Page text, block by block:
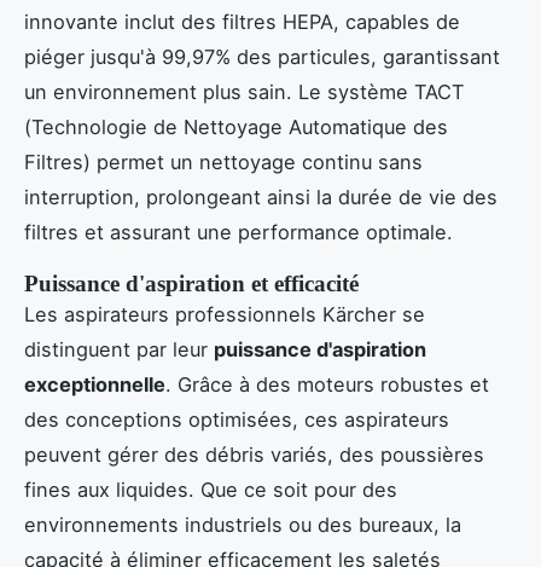
innovante inclut des filtres HEPA, capables de
piéger jusqu'à 99,97% des particules, garantissant
un environnement plus sain. Le système TACT
(Technologie de Nettoyage Automatique des
Filtres) permet un nettoyage continu sans
interruption, prolongeant ainsi la durée de vie des
filtres et assurant une performance optimale.
Puissance d'aspiration et efficacité
Les aspirateurs professionnels Kärcher se
distinguent par leur puissance d'aspiration
exceptionnelle. Grâce à des moteurs robustes et
des conceptions optimisées, ces aspirateurs
peuvent gérer des débris variés, des poussières
fines aux liquides. Que ce soit pour des
environnements industriels ou des bureaux, la
capacité à éliminer efficacement les saletés